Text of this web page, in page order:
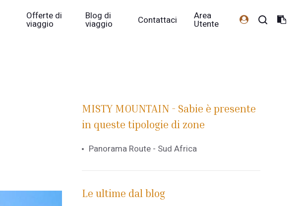
Offerte di
viaggio
Blog di
viaggio Contattaci Area
Utente
MISTY MOUNTAIN - Sabie è presente
in queste tipologie di zone
Panorama Route - Sud Africa
Le ultime dal blog